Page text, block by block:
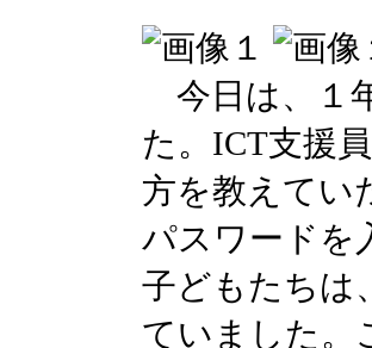
今日は、１
た。ICT支援
方を教えてい
パスワードを
子どもたちは
ていました。